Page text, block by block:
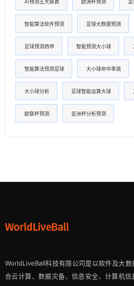
AI预测五大联赛 欧洲杯预测
智能算法软件预测 足球大数据预测
足球预测西甲 智能预测大小球
智能算法预测足球 大小球命中率高
大小球分析 足球智能运算大球
欧联杯预测 亚洲杯分析预测
WorldLiveBall科技有限公司是以软件及大
合云计算、数据灾备、信息安全、计算机